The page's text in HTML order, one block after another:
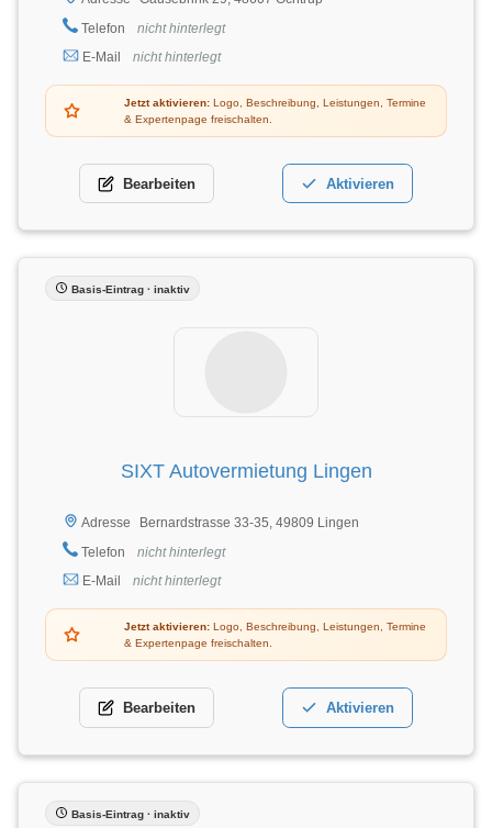
Telefon
nicht hinterlegt
E-Mail
nicht hinterlegt
Jetzt aktivieren: Logo, Beschreibung, Leistungen, Termine
& Expertenpage freischalten.
Bearbeiten Aktivieren
Basis-Eintrag · inaktiv
SIXT Autovermietung Lingen
Adresse
Bernardstrasse 33-35, 49809 Lingen
Telefon
nicht hinterlegt
E-Mail
nicht hinterlegt
Jetzt aktivieren: Logo, Beschreibung, Leistungen, Termine
& Expertenpage freischalten.
Bearbeiten Aktivieren
Basis-Eintrag · inaktiv